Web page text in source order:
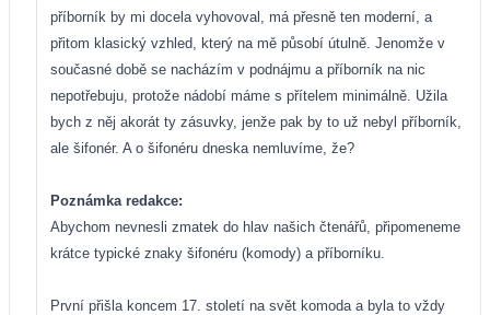
příborník by mi docela vyhovoval, má přesně ten moderní, a
přitom klasický vzhled, který na mě působí útulně. Jenomže v
současné době se nacházím v podnájmu a příborník na nic
nepotřebuju, protože nádobí máme s přítelem minimálně. Užila
bych z něj akorát ty zásuvky, jenže pak by to už nebyl příborník,
ale šifonér. A o šifonéru dneska nemluvíme, že?
Poznámka redakce:
Abychom nevnesli zmatek do hlav našich čtenářů, připomeneme
krátce typické znaky šifonéru (komody) a příborníku.
První přišla koncem 17. století na svět komoda a byla to vždy